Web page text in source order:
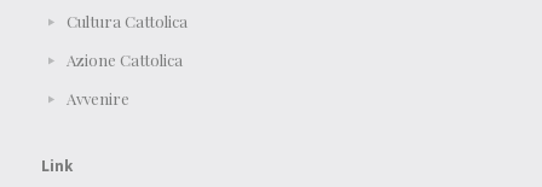
Cultura Cattolica
Azione Cattolica
Avvenire
Link